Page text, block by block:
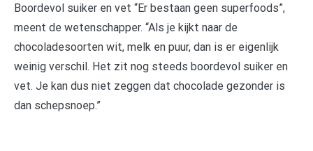
Boordevol suiker en vet “Er bestaan geen superfoods”,
meent de wetenschapper. “Als je kijkt naar de
chocoladesoorten wit, melk en puur, dan is er eigenlijk
weinig verschil. Het zit nog steeds boordevol suiker en
vet. Je kan dus niet zeggen dat chocolade gezonder is
dan schepsnoep.”